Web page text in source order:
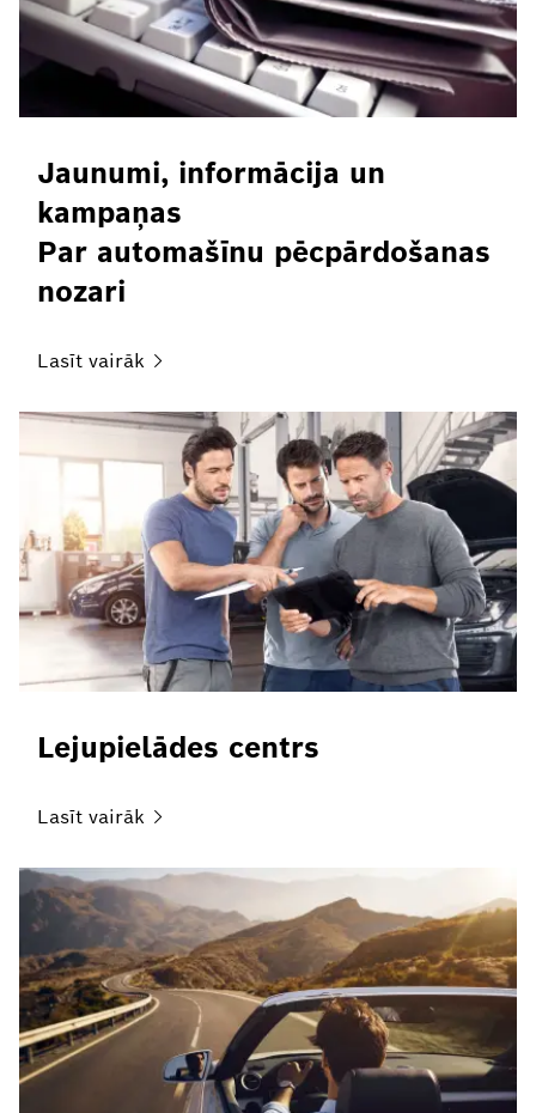
Jaunumi, informācija un
kampaņas
Par automašīnu pēcpārdošanas
nozari
Lasīt vairāk
Lejupielādes centrs
Lasīt vairāk